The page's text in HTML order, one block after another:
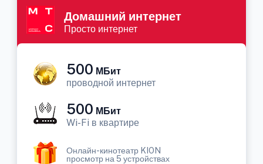
Домашний интернет
Просто интернет
500 МБит
проводной интернет
500 МБит
Wi-Fi в квартире
Онлайн-кинотеатр KION
просмотр на 5 устройствах